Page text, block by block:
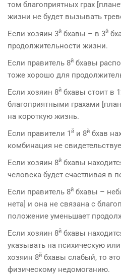
том благоприятных грах
жизни не будет вызывать
Если хозяин 3й бхавы – в 3й
продолжительности жизни.
Если правитель 8й бхавы
тоже хорошо для
Если хозяин 8й бхавы стоит в
благоприятными грахами
на короткую жизнь.
Если правители 1й и 8й бхав
комбинация не
Если хозяин 8й бхавы
человека будет счастливая в
Если правитель 8й бхавы –
нета] и она не связана с
положение уменьшает
Если хозяин 8й бхавы
указывать на психическую
хозяин 8й бхавы слабый, то
физическому недомоганию.